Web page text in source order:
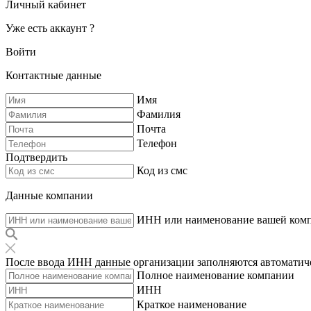
Личный кабинет
Уже есть аккаунт ?
Войти
Контактные данные
Имя
Фамилия
Почта
Телефон
Подтвердить
Код из смс
Данные компании
ИНН или наименование вашей
После ввода ИНН данные организации заполняются
Полное наименование компании
ИНН
Краткое наименование